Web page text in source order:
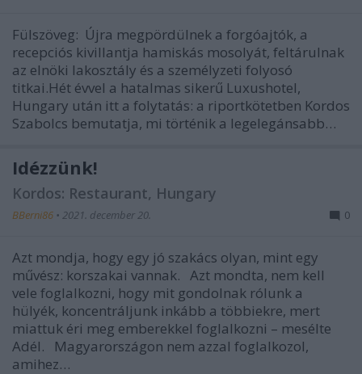
Fülszöveg: Újra megpördülnek a forgóajtók, a
recepciós kivillantja hamiskás mosolyát, feltárulnak
az elnöki lakosztály és a személyzeti folyosó
titkai.Hét évvel a hatalmas sikerű Luxushotel,
Hungary után itt a folytatás: a riportkötetben Kordos
Szabolcs bemutatja, mi történik a legelegánsabb…
Idézzünk!
Kordos: Restaurant, Hungary
BBerni86 • 2021. december 20. 0
Azt mondja, hogy egy jó szakács olyan, mint egy
művész: korszakai vannak. Azt mondta, nem kell
vele foglalkozni, hogy mit gondolnak rólunk a
hülyék, koncentráljunk inkább a többiekre, mert
miattuk éri meg emberekkel foglalkozni – mesélte
Adél. Magyarországon nem azzal foglalkozol,
amihez…